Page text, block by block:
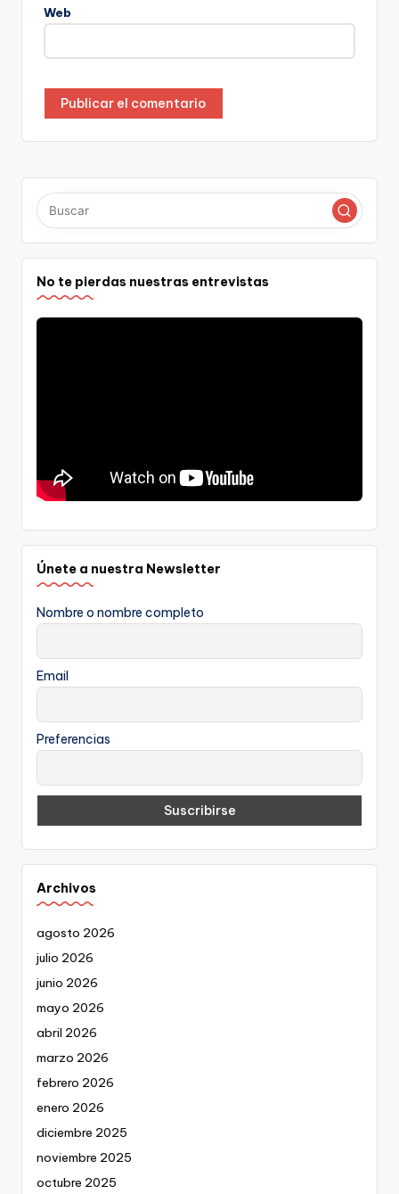
Web
No te pierdas nuestras entrevistas
Únete a nuestra Newsletter
Nombre o nombre completo
Email
Preferencias
Archivos
agosto 2026
julio 2026
junio 2026
mayo 2026
abril 2026
marzo 2026
febrero 2026
enero 2026
diciembre 2025
noviembre 2025
octubre 2025